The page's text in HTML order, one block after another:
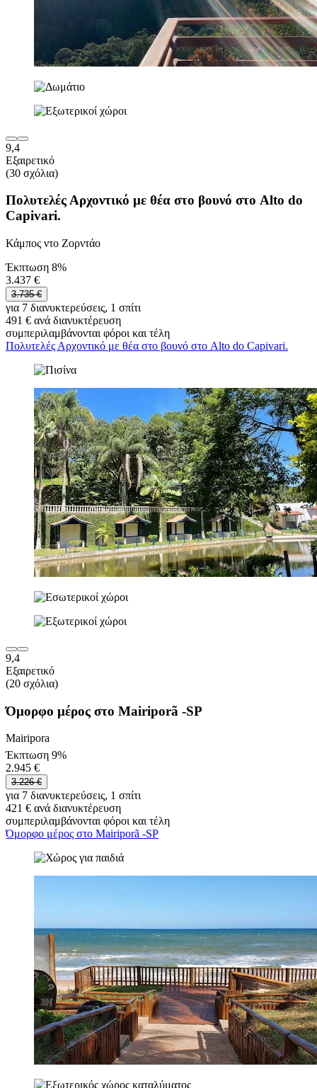
9,4
Εξαιρετικό
(30 σχόλια)
Πολυτελές Αρχοντικό με θέα στο βουνό στο Alto do
Capivari.
Κάμπος ντο Ζορντάο
Έκπτωση 8%
3.437 €
3.735 €
για 7 διανυκτερεύσεις, 1 σπίτι
491 € ανά διανυκτέρευση
συμπεριλαμβάνονται φόροι και τέλη
Πολυτελές Αρχοντικό με θέα στο βουνό στο Alto do Capivari.
9,4
Εξαιρετικό
(20 σχόλια)
Όμορφο μέρος στο Mairiporã -SP
Mairipora
Έκπτωση 9%
2.945 €
3.226 €
για 7 διανυκτερεύσεις, 1 σπίτι
421 € ανά διανυκτέρευση
συμπεριλαμβάνονται φόροι και τέλη
Όμορφο μέρος στο Mairiporã -SP